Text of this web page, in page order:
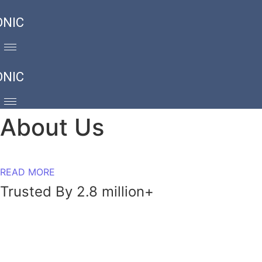
About Us
READ MORE
Trusted By 2.8 million+